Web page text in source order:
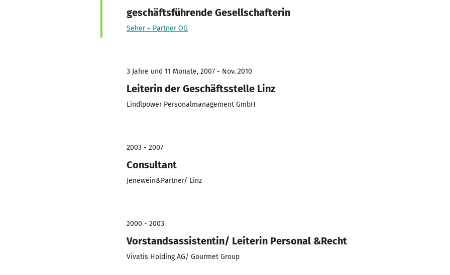
geschäftsführende Gesellschafterin
Seher + Partner OG
3 Jahre und 11 Monate, 2007 - Nov. 2010
Leiterin der Geschäftsstelle Linz
Lindlpower Personalmanagement GmbH
2003 - 2007
Consultant
Jenewein&Partner/ Linz
2000 - 2003
Vorstandsassistentin/ Leiterin Personal &Recht
Vivatis Holding AG/ Gourmet Group